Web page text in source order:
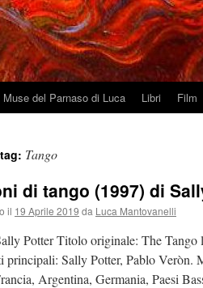
Muse del Parnaso di Luca Libri Film
Tango
di tango (1997) di
il 19 Aprile 2019 da Luca Mantovanelli
Potter Titolo originale: The Tango
principali: Sally Potter, Pablo Veròn.
Argentina, Germania, Paesi